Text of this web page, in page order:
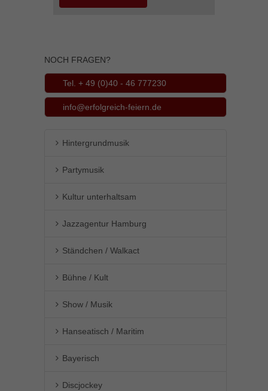
NOCH FRAGEN?
Tel. + 49 (0)40 - 46 777230
info@erfolgreich-feiern.de
Hintergrundmusik
Partymusik
Kultur unterhaltsam
Jazzagentur Hamburg
Ständchen / Walkact
Bühne / Kult
Show / Musik
Hanseatisch / Maritim
Bayerisch
Discjockey
werden, bedarf der Zugriff auf diese Inhalte keiner manuellen Einwilligung